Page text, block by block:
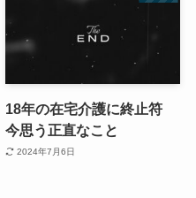
18年の在宅介護に終止符
今思う正直なこと
2024年7月6日